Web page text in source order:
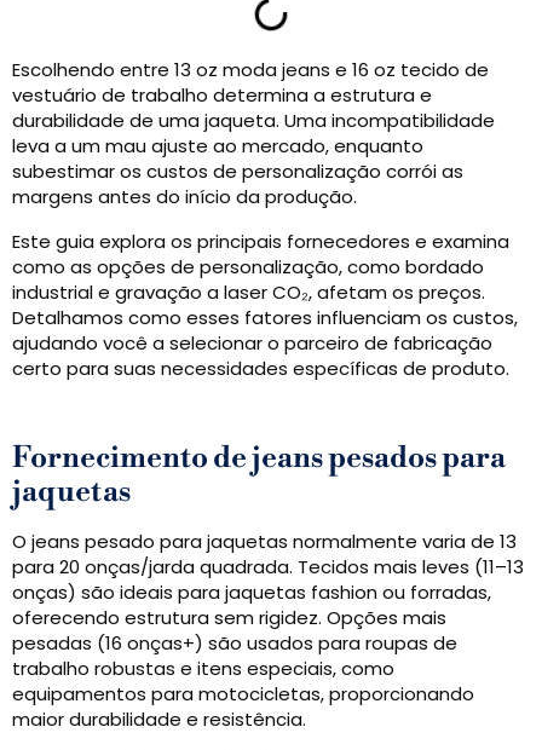
Escolhendo entre 13 oz moda jeans e 16 oz tecido de
vestuário de trabalho determina a estrutura e
durabilidade de uma jaqueta. Uma incompatibilidade
leva a um mau ajuste ao mercado, enquanto
subestimar os custos de personalização corrói as
margens antes do início da produção.
Este guia explora os principais fornecedores e examina
como as opções de personalização, como bordado
industrial e gravação a laser CO₂, afetam os preços.
Detalhamos como esses fatores influenciam os custos,
ajudando você a selecionar o parceiro de fabricação
certo para suas necessidades específicas de produto.
Fornecimento de jeans pesados ​​para
jaquetas
O jeans pesado para jaquetas normalmente varia de 13
para 20 onças/jarda quadrada. Tecidos mais leves (11–13
onças) são ideais para jaquetas fashion ou forradas,
oferecendo estrutura sem rigidez. Opções mais
pesadas (16 onças+) são usados ​​para roupas de
trabalho robustas e itens especiais, como
equipamentos para motocicletas, proporcionando
maior durabilidade e resistência.